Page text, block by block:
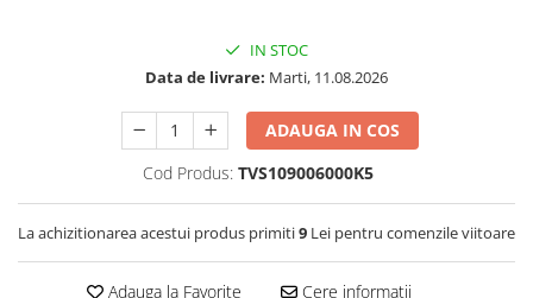
Ingrijire personala
Uscatoare de par
Perii de par electrice
IN STOC
Data de livrare: Marti, 11.08.2026
ADAUGA IN COS
Cod Produs: TVS109006000K5
La achizitionarea acestui produs primiti9 Lei pentru comenzile viitoare
Adauga la Favorite Cere informatii